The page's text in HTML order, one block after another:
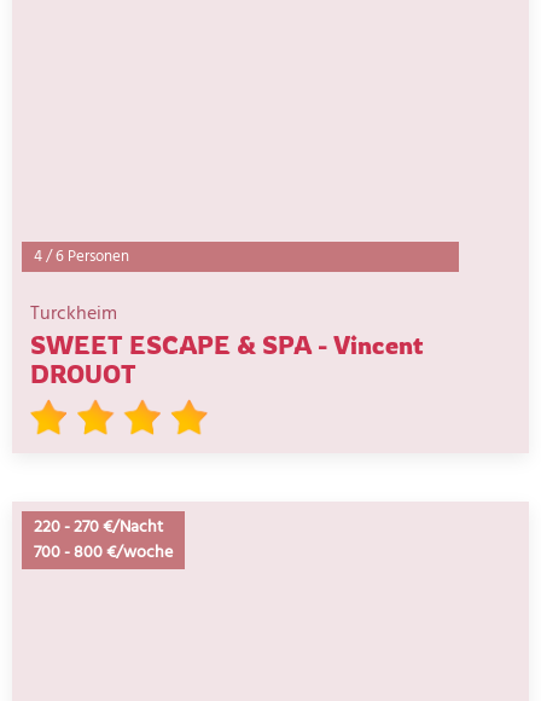
4/6 Personen
Turckheim
SWEET ESCAPE & SPA - Vincent
DROUOT
220-270 €/Nacht
700-800 €/woche